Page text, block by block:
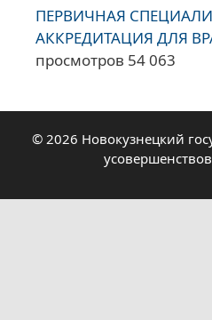
ПЕРВИЧНАЯ
АККРЕДИТАЦИЯ ДЛЯ
просмотров 54 063
© 2026 Новокузнецкий